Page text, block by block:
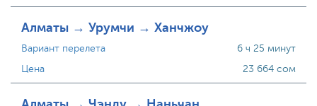
Алматы → Урумчи → Ханчжоу
Вариант перелета
Цена
6 ч 25 минут
23 664 сом